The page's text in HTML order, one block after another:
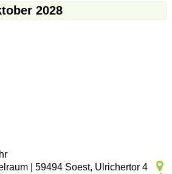
2028
59494 Soest, Ulrichertor 4